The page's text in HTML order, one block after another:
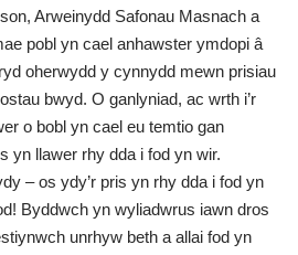
Arweinydd Safonau Masnach a
pobl yn cael anhawster ymdopi â
oherwydd y cynnydd mewn prisiau
bwyd. O ganlyniad, ac wrth i’r
o bobl yn cael eu temtio gan
yn llawer rhy dda i fod yn wir.
– os ydy’r pris yn rhy dda i fod yn
Byddwch yn wyliadwrus iawn dros
unrhyw beth a allai fod yn